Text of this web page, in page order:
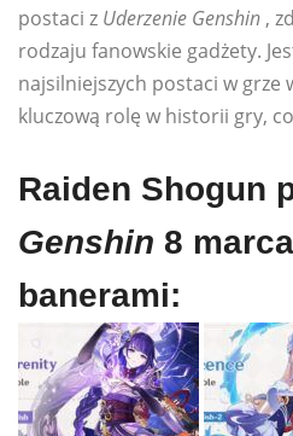
postaci z Uderzenie Genshin ,
rodzaju fanowskie gadżety.
najsilniejszych postaci w grze
kluczową rolę w historii gry,
Raiden Shogun
Genshin 8
banerami: